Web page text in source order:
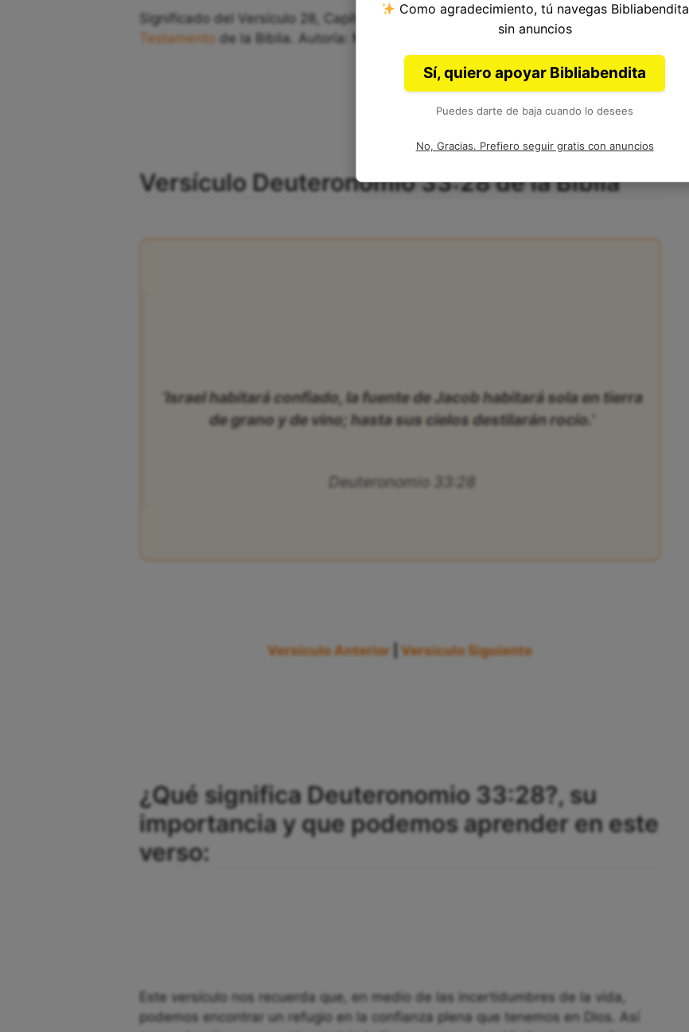
Significado del Versículo 28, Capítulo 33, Libro de Deuteronomio delAntiguo
Testamentode la Biblia. Autoría: Moisés.
Versículo Deuteronomio 33:28 de la Biblia
‘Israel habitará confiado, la fuente de Jacob habitará sola en tierra
de grano y de vino; hasta sus cielos destilarán rocío.’
Deuteronomio 33:28
Versículo Anterior |Versículo Siguiente
¿Qué significa Deuteronomio 33:28?, su
importancia y que podemos aprender en este
verso:
Este versículo nos recuerda que, en medio de las incertidumbres de la vida,
podemos encontrar un refugio en la confianza plena que tenemos en Dios. Así
Como agradecimiento, tú navegas Bibliabendita
sin anuncios
Sí, quiero apoyar Bibliabendita
Puedes darte de baja cuando lo desees
No, Gracias. Prefiero seguir gratis con anuncios